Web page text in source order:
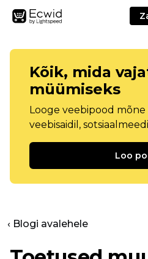
Kõik, mida
müümiseks
Looge veebipood
veebisaidil,
Loo
‹ Blogi avalehele